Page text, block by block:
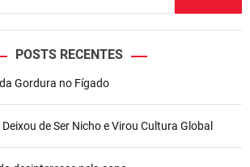
POSTS RECENTES
Gordura no Fígado
de Ser Nicho e Virou Cultura Global